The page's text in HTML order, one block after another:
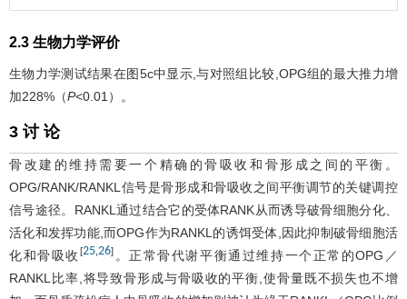
2.3 生物力学评价
生物力学测试结果在图5c中显示,与对照组比较,OPG组的最大推力增
加228%（P<0.01）。
3 讨 论
骨改建的维持需要一个精确的骨吸收和骨形成之间的平衡。
OPG/RANK/RANKL信号是骨形成和骨吸收之间平衡调节的关键调控
信号途径。RANKL通过结合它的受体RANK从而诱导破骨细胞分化、
活化和发挥功能,而OPG作为RANKL的诱饵受体,因此抑制破骨细胞活
化和骨吸收 [25,26]。正常骨代谢平衡通过维持一个正常的OPG／
RANKL比率,将导致骨形成与骨吸收的平衡,使骨量既不损失也不增